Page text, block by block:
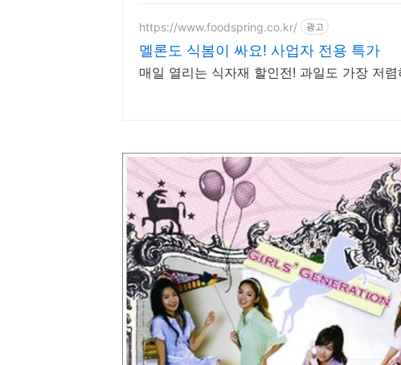
https://www.foodspring.co.kr/ 광고
멜론도 식봄이 싸요! 사업자 전용 특가
매일 열리는 식자재 할인전! 과일도 가장 저